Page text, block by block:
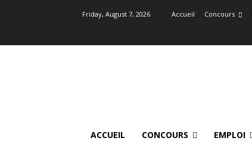
Friday, August 7, 2026 Accueil Concours
ACCUEIL CONCOURS EMPLOI